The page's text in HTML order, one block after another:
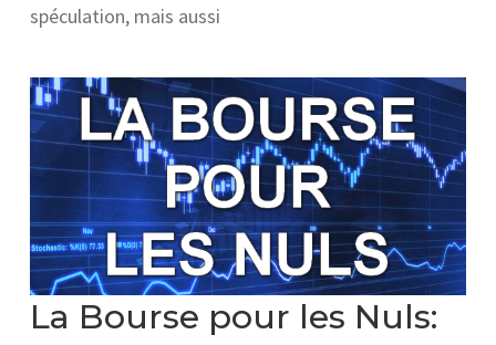
spéculation, mais aussi
La Bourse pour les Nuls: